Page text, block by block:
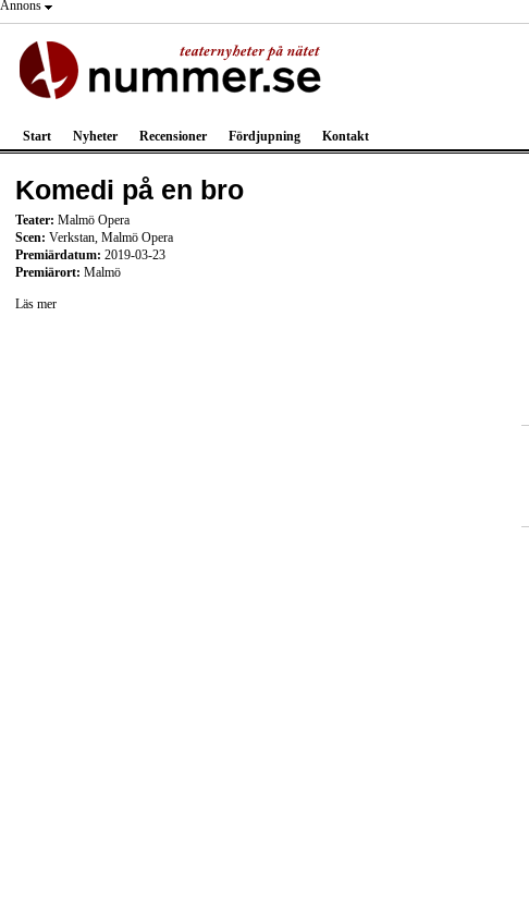
Annons
Start Nyheter Recensioner Fördjupning Kontakt
Komedi på en bro
Teater: Malmö Opera
Scen: Verkstan, Malmö Opera
Premiärdatum: 2019-03-23
Premiärort: Malmö
Läs mer